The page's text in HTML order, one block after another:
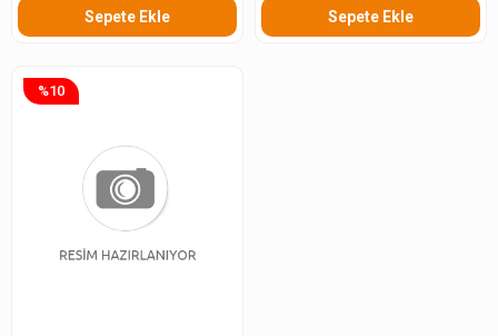
Sepete Ekle Sepete Ekle
%10